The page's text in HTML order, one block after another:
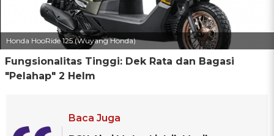
Honda HooRide 125 (Wuyang Honda)
Fungsionalitas Tinggi: Dek Rata dan Bagasi
"Pelahap" 2 Helm
Baca Juga